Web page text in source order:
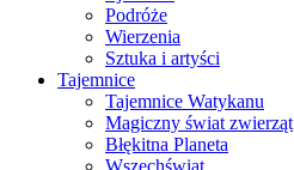
Podróże
Wierzenia
Sztuka i artyści
Tajemnice
Tajemnice Watykanu
Magiczny świat zwierząt
Błękitna Planeta
Wszechświat